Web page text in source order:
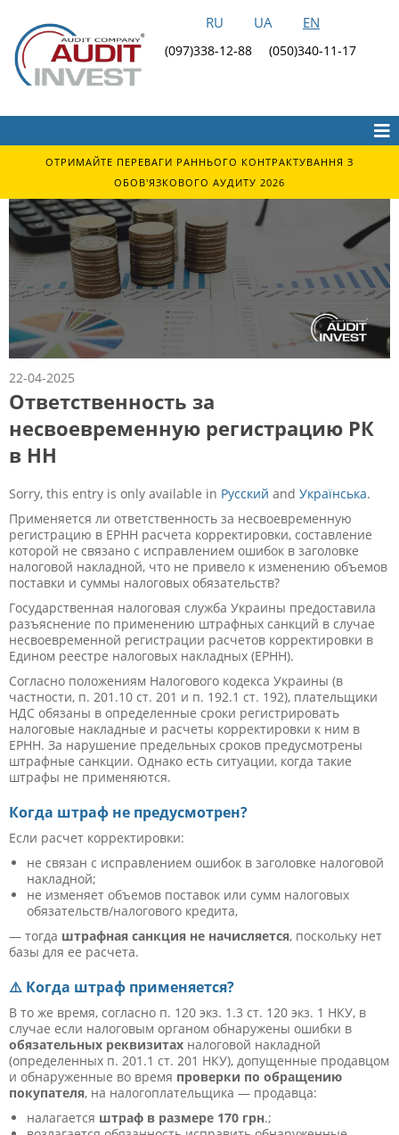
RU UA EN
(097)338-12-88 (050)340-11-17
ОТРИМАЙТЕ ПЕРЕВАГИ РАННЬОГО КОНТРАКТУВАННЯ З
ОБОВ'ЯЗКОВОГО АУДИТУ 2026
22-04-2025
Ответственность за
несвоевременную регистрацию РК
в НН
Sorry, this entry is only available in Русский and Українська.
Применяется ли ответственность за несвоевременную
регистрацию в ЕРНН расчета корректировки, составление
которой не связано с исправлением ошибок в заголовке
налоговой накладной, что не привело к изменению объемов
поставки и суммы налоговых обязательств?
Государственная налоговая служба Украины предоставила
разъяснение по применению штрафных санкций в случае
несвоевременной регистрации расчетов корректировки в
Едином реестре налоговых накладных (ЕРНН).
Согласно положениям Налогового кодекса Украины (в
частности, п. 201.10 ст. 201 и п. 192.1 ст. 192), плательщики
НДС обязаны в определенные сроки регистрировать
налоговые накладные и расчеты корректировки к ним в
ЕРНН. За нарушение предельных сроков предусмотрены
штрафные санкции. Однако есть ситуации, когда такие
штрафы не применяются.
Когда штраф не предусмотрен?
Если расчет корректировки:
не связан с исправлением ошибок в заголовке налоговой
накладной;
не изменяет объемов поставок или сумм налоговых
обязательств/налогового кредита,
— тогда штрафная санкция не начисляется, поскольку нет
базы для ее расчета.
⚠️ Когда штраф применяется?
В то же время, согласно п. 120 экз. 1.3 ст. 120 экз. 1 НКУ, в
случае если налоговым органом обнаружены ошибки в
обязательных реквизитах налоговой накладной
(определенных п. 201.1 ст. 201 НКУ), допущенные продавцом
и обнаруженные во время проверки по обращению
покупателя, на налогоплательщика — продавца:
налагается штраф в размере 170 грн.;